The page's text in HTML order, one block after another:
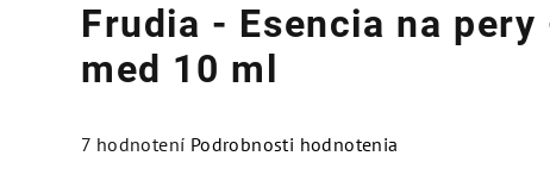
Frudia - Esencia na pery
med 10 ml
Priemerné
7 hodnotení Podrobnosti hodnotenia